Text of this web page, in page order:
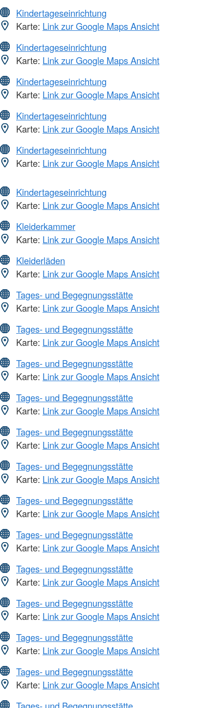
Kindertageseinrichtung
Karte: Link zur Google Maps Ansicht
Kindertageseinrichtung
Karte: Link zur Google Maps Ansicht
Kindertageseinrichtung
Karte: Link zur Google Maps Ansicht
Kindertageseinrichtung
Karte: Link zur Google Maps Ansicht
Kindertageseinrichtung
Karte: Link zur Google Maps Ansicht
Kindertageseinrichtung
Karte: Link zur Google Maps Ansicht
Kleiderkammer
Karte: Link zur Google Maps Ansicht
Kleiderläden
Karte: Link zur Google Maps Ansicht
Tages- und Begegnungsstätte
Karte: Link zur Google Maps Ansicht
Tages- und Begegnungsstätte
Karte: Link zur Google Maps Ansicht
Tages- und Begegnungsstätte
Karte: Link zur Google Maps Ansicht
Tages- und Begegnungsstätte
Karte: Link zur Google Maps Ansicht
Tages- und Begegnungsstätte
Karte: Link zur Google Maps Ansicht
Tages- und Begegnungsstätte
Karte: Link zur Google Maps Ansicht
Tages- und Begegnungsstätte
Karte: Link zur Google Maps Ansicht
Tages- und Begegnungsstätte
Karte: Link zur Google Maps Ansicht
Tages- und Begegnungsstätte
Karte: Link zur Google Maps Ansicht
Tages- und Begegnungsstätte
Karte: Link zur Google Maps Ansicht
Tages- und Begegnungsstätte
Karte: Link zur Google Maps Ansicht
Tages- und Begegnungsstätte
Karte: Link zur Google Maps Ansicht